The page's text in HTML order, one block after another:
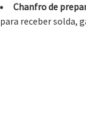
Chanfro de
para receber solda,